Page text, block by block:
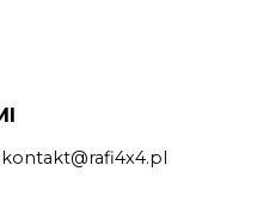
kontakt@rafi4x4.pl